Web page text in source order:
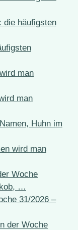
die häufigsten
man
man
Huhn im
wird man
Woche
…
31/2026 –
der Woche